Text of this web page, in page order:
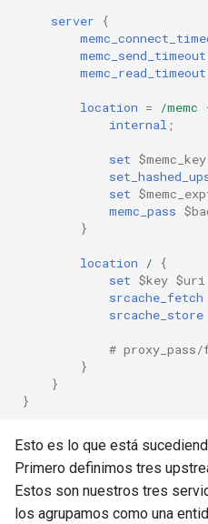
socket
tsort
txid
server
{
memc_send_timeout
memc_read_timeout
location = /memc
internal ;
set $memc_key
set
memc_pass
}
location /
{
set $key $uri
srcache_fetch
srcache_store
#
}
}
}
Esto es lo que está
Primero definimos tres
Estos son nuestros tres
los agrupamos como una